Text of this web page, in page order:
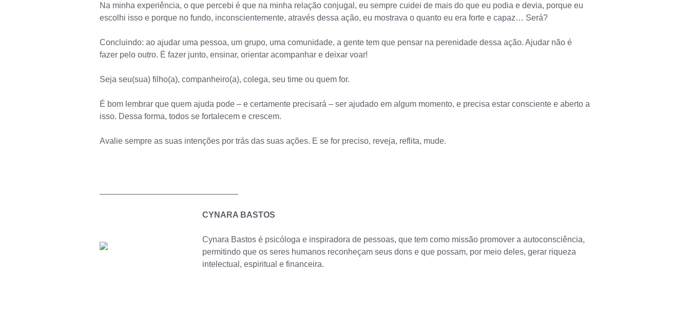
Na minha experiência, o que percebi é que na minha relação conjugal, eu sempre cuidei de mais do que eu podia e devia, porque eu
escolhi isso e porque no fundo, inconscientemente, através dessa ação, eu mostrava o quanto eu era forte e capaz… Será?
Concluindo: ao ajudar uma pessoa, um grupo, uma comunidade, a gente tem que pensar na perenidade dessa ação. Ajudar não é
fazer pelo outro. É fazer junto, ensinar, orientar acompanhar e deixar voar!
Seja seu(sua) filho(a), companheiro(a), colega, seu time ou quem for.
É bom lembrar que quem ajuda pode – e certamente precisará – ser ajudado em algum momento, e precisa estar consciente e aberto a
isso. Dessa forma, todos se fortalecem e crescem.
Avalie sempre as suas intenções por trás das suas ações. E se for preciso, reveja, reflita, mude.
CYNARA BASTOS
Cynara Bastos é psicóloga e inspiradora de pessoas, que tem como missão promover a autoconsciência,
permitindo que os seres humanos reconheçam seus dons e que possam, por meio deles, gerar riqueza
intelectual, espiritual e financeira.